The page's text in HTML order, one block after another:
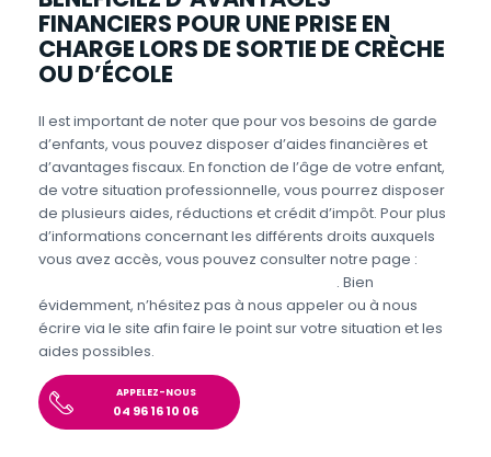
FINANCIERS POUR UNE PRISE EN
CHARGE LORS DE SORTIE DE CRÈCHE
OU D’ÉCOLE
Il est important de noter que pour vos besoins de garde
d’enfants, vous pouvez disposer d’aides financières et
d’avantages fiscaux. En fonction de l’âge de votre enfant,
de votre situation professionnelle, vous pourrez disposer
de plusieurs aides, réductions et crédit d’impôt. Pour plus
d’informations concernant les différents droits auxquels
vous avez accès, vous pouvez consulter notre page :
. Bien
évidemment, n’hésitez pas à nous appeler ou à nous
écrire via le site afin faire le point sur votre situation et les
aides possibles.
APPELEZ-NOUS
04 96 16 10 06